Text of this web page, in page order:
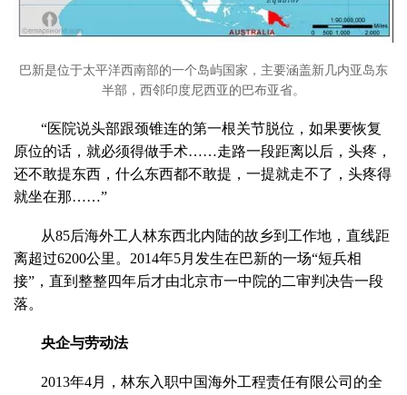
巴新是位于太平洋西南部的一个岛屿国家，主要涵盖新几内亚岛东
半部，西邻印度尼西亚的巴布亚省。
“医院说头部跟颈锥连的第一根关节脱位，如果要恢复
原位的话，就必须得做手术……走路一段距离以后，头疼，
还不敢提东西，什么东西都不敢提，一提就走不了，头疼得
就坐在那……”
从85后海外工人林东西北内陆的故乡到工作地，直线距
离超过6200公里。2014年5月发生在巴新的一场“短兵相
接”，直到整整四年后才由北京市一中院的二审判决告一段
落。
央企与劳动法
2013年4月，林东入职中国海外工程责任有限公司的全